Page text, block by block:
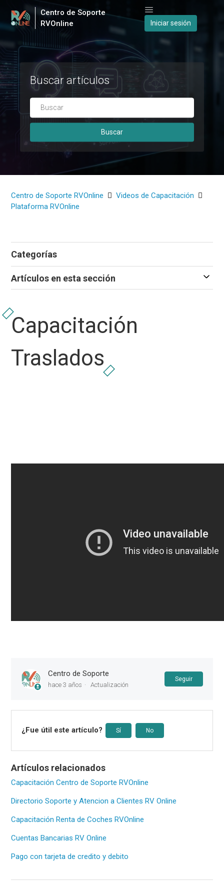
Centro de Soporte
RVOnline
Iniciar sesión
Búsqueda
Buscar artículos
Centro de Soporte RVOnline
Videos de Capacitación
Plataforma RVOnline
Categorías
Artículos en esta sección
Capacitación
Traslados
Centro de Soporte
hace 3 años Actualización
Seguir
¿Fue útil este artículo? Sí No
Artículos relacionados
Capacitación Centro de Soporte RVOnline
Directorio Soporte y Atencion a Clientes RV Online
Capacitación Renta de Coches RVOnline
Cuentas Bancarias RV Online
Pago con tarjeta de credito y debito